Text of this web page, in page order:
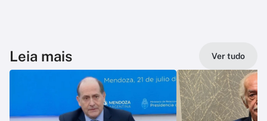
Leia mais Ver tudo